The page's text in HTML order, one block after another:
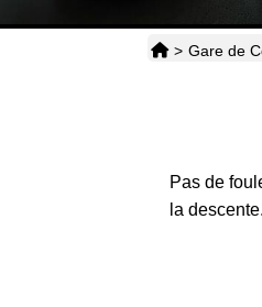
> Gare de
Pas de
la descente.